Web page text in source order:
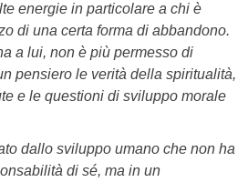
energie in particolare a chi è
di una certa forma di abbandono.
a lui, non è più permesso di
pensiero le verità della spiritualità,
e le questioni di sviluppo morale
dallo sviluppo umano che non ha
di sé, ma in un